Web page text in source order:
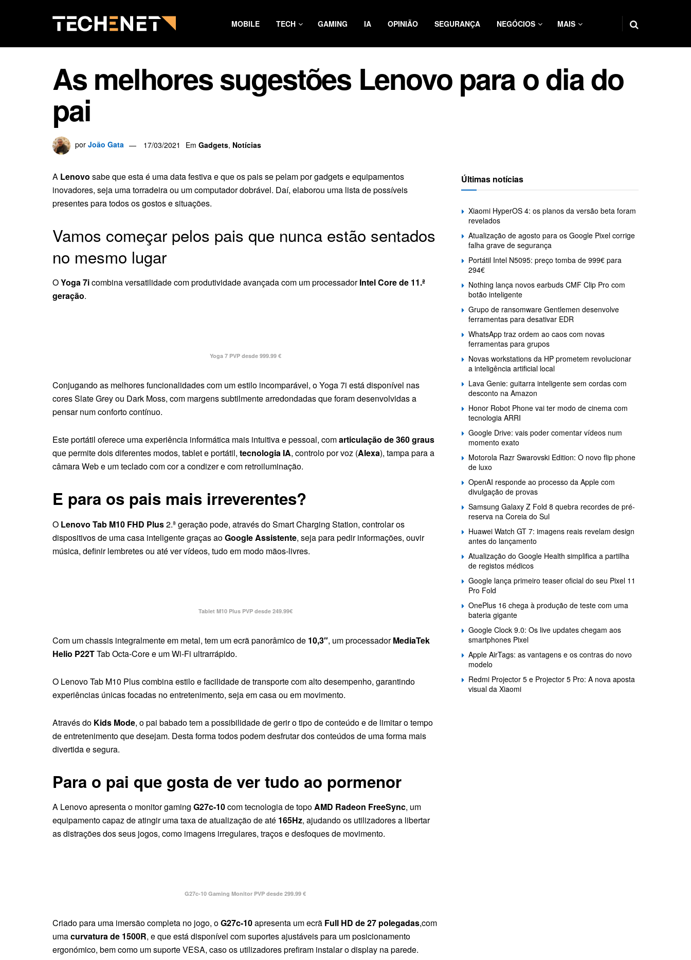
MOBILE TECH GAMING IA OPINIÃO SEGURANÇA NEGÓCIOS MAIS
As melhores sugestões Lenovo para o dia do
pai
por João Gata 17/03/2021 Em Gadgets, Notícias
A Lenovo sabe que esta é uma data festiva e que os pais se pelam por gadgets e equipamentos
inovadores, seja uma torradeira ou um computador dobrável. Daí, elaborou uma lista de possíveis
presentes para todos os gostos e situações.
Vamos começar pelos pais que nunca estão sentados
no mesmo lugar
OYoga 7icombina versatilidade com produtividade avançada com um processadorIntel Core de 11.ª
geração.
Yoga 7 PVP desde 999.99 €
Conjugando as melhores funcionalidades com um estilo incomparável, o Yoga 7i está disponível nas
cores Slate Grey ou Dark Moss, com margens subtilmente arredondadas que foram desenvolvidas a
pensar num conforto contínuo.
Este portátil oferece uma experiência informática mais intuitiva e pessoal, comarticulação de 360 graus
que permite dois diferentes modos, tablet e portátil, tecnologia IA, controlo por voz (Alexa), tampa para a
câmara Web e um teclado com cor a condizer e com retroiluminação.
E para os pais mais irreverentes?
O Lenovo Tab M10 FHD Plus2.ª geração pode, através do Smart Charging Station, controlar os
dispositivos de uma casa inteligente graças aoGoogle Assistente, seja para pedir informações, ouvir
música, definir lembretes ou até ver vídeos, tudo em modo mãos-livres.
Tablet M10 Plus PVP desde 249.99€
Com um chassis integralmente em metal, tem um ecrã panorâmico de 10,3″, um processadorMediaTek
Helio P22TTab Octa-Core e um Wi-Fi ultrarrápido.
O Lenovo Tab M10 Plus combina estilo e facilidade de transporte com alto desempenho, garantindo
experiências únicas focadas no entretenimento, seja em casa ou em movimento.
Através do Kids Mode, o pai babado tem a possibilidade de gerir o tipo de conteúdo e de limitar o tempo
de entretenimento que desejam. Desta forma todos podem desfrutar dos conteúdos de uma forma mais
divertida e segura.
Para o pai que gosta de ver tudo ao pormenor
A Lenovo apresenta o monitor gaming G27c-10com tecnologia de topoAMD Radeon FreeSync, um
equipamento capaz de atingir uma taxa de atualização de até 165Hz, ajudando os utilizadores a libertar
as distrações dos seus jogos, como imagens irregulares, traços e desfoques de movimento.
G27c-10 Gaming Monitor PVP desde 299.99 €
Criado para uma imersão completa no jogo, oG27c-10apresenta um ecrã Full HD de 27 polegadas,com
umacurvatura de 1500R, e que está disponível com suportes ajustáveis para um posicionamento
ergonómico, bem como um suporte VESA, caso os utilizadores prefiram instalar o display na parede.
Últimas notícias
Xiaomi HyperOS 4: os planos da versão beta foram
revelados
Atualização de agosto para os Google Pixel corrige
falha grave de segurança
Portátil Intel N5095: preço tomba de 999€ para
294€
Nothing lança novos earbuds CMF Clip Pro com
botão inteligente
Grupo de ransomware Gentlemen desenvolve
ferramentas para desativar EDR
WhatsApp traz ordem ao caos com novas
ferramentas para grupos
Novas workstations da HP prometem revolucionar
a inteligência artificial local
Lava Genie: guitarra inteligente sem cordas com
desconto na Amazon
Honor Robot Phone vai ter modo de cinema com
tecnologia ARRI
Google Drive: vais poder comentar vídeos num
momento exato
Motorola Razr Swarovski Edition: O novo flip phone
de luxo
OpenAI responde ao processo da Apple com
divulgação de provas
Samsung Galaxy Z Fold 8 quebra recordes de pré-
reserva na Coreia do Sul
Huawei Watch GT 7: imagens reais revelam design
antes do lançamento
Atualização do Google Health simplifica a partilha
de registos médicos
Google lança primeiro teaser oficial do seu Pixel 11
Pro Fold
OnePlus 16 chega à produção de teste com uma
bateria gigante
Google Clock 9.0: Os live updates chegam aos
smartphones Pixel
Apple AirTags: as vantagens e os contras do novo
modelo
Redmi Projector 5 e Projector 5 Pro: A nova aposta
visual da Xiaomi